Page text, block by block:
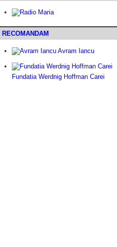
RECOMANDAM
Avram Iancu
Fundatia Werdnig Hoffman Carei